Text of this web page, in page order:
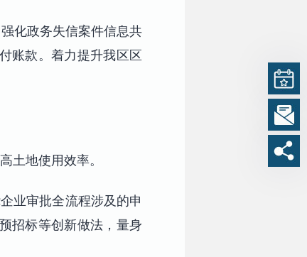
化政务失信案件信息共
账款。着力提升我区区
土地使用效率。
业审批全流程涉及的申
招标等创新做法，量身